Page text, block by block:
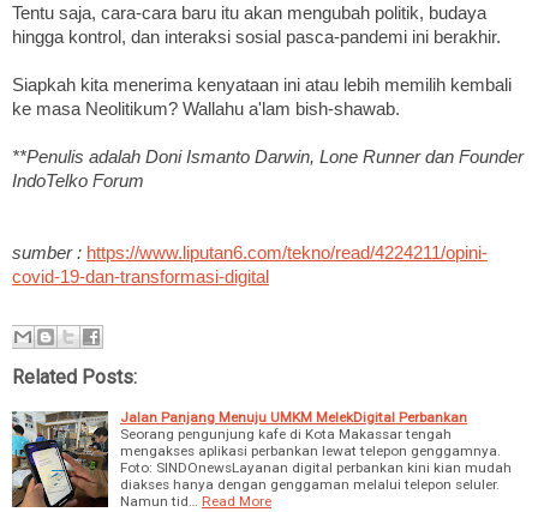
Tentu saja, cara-cara baru itu akan mengubah politik, budaya
hingga kontrol, dan interaksi sosial pasca-pandemi ini berakhir.
Siapkah kita menerima kenyataan ini atau lebih memilih kembali
ke masa Neolitikum? Wallahu a'lam bish-shawab.
**Penulis adalah Doni Ismanto Darwin, Lone Runner dan Founder
IndoTelko Forum
sumber : https://www.liputan6.com/tekno/read/4224211/opini-
covid-19-dan-transformasi-digital
Related Posts:
Jalan Panjang Menuju UMKM MelekDigital Perbankan
Seorang pengunjung kafe di Kota Makassar tengah
mengakses aplikasi perbankan lewat telepon genggamnya.
Foto: SINDOnewsLayanan digital perbankan kini kian mudah
diakses hanya dengan genggaman melalui telepon seluler.
Namun tid… Read More